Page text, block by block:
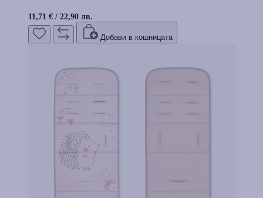
11,71 € / 22,90 лв.
Добави в кошницата